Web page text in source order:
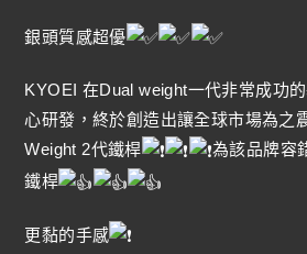
銀頭質感超優
KYOEI 在Dual weight一代非常成功
心研發，終於創造出讓全球市場為之
Weight 2代鐵桿
為該品牌容
鐵桿
更黏的手感